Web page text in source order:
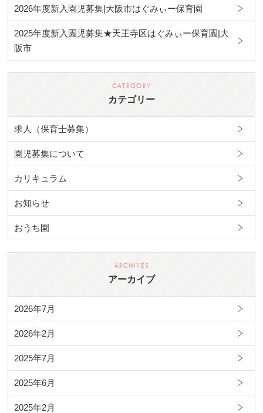
2026年度新入園児募集|大阪市はぐみぃー保育園
2025年度新入園児募集★天王寺区はぐみぃー保育園|大
阪市
カテゴリー
求人（保育士募集）
園児募集について
カリキュラム
お知らせ
おうち園
アーカイブ
2026年7月
2026年2月
2025年7月
2025年6月
2025年2月